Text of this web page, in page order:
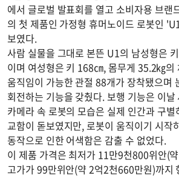
에서 글로벌 발표회를 열고 소비자용 브랜
의 첫 제품인 가정형 휴머노이드 로봇인
보였다.
사람 실물을 그대로 본뜬 U1의 남성형은
이며 여성형은 키 168㎝, 몸무게 35.2㎏의
움직임이 가능한 관절 88개가 장착됐으며
회전하는 기능을 갖췄다. 보행 기능은 이
카메라 속 로봇의 모습은 실제 인간과 구
교함이 돋보였지만, 로봇이 움직이기 시작
동작으로 인한 어색함은 감출 수 없었다.
이 제품 가격은 최저가 11만9천800위안(
고가가 99만위안(약 2억2천660만원)까지